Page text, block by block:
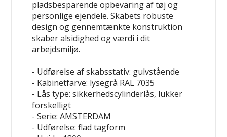
pladsbesparende opbevaring af tøj og
personlige ejendele. Skabets robuste
design og gennemtænkte konstruktion
skaber alsidighed og værdi i dit
arbejdsmiljø.
- Udførelse af skabsstativ: gulvstående
- Kabinetfarve: lysegrå RAL 7035
- Lås type: sikkerhedscylinderlås, lukker
forskelligt
- Serie: AMSTERDAM
- Udførelse: flad tagform